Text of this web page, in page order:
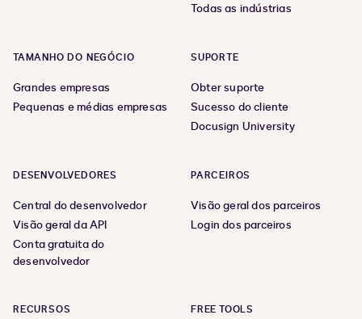
Todas as indústrias
TAMANHO DO NEGÓCIO
Grandes empresas
Pequenas e médias empresas
SUPORTE
Obter suporte
Sucesso do cliente
Docusign University
DESENVOLVEDORES
Central do desenvolvedor
Visão geral da API
Conta gratuita do
desenvolvedor
PARCEIROS
Visão geral dos parceiros
Login dos parceiros
RECURSOS FREE TOOLS